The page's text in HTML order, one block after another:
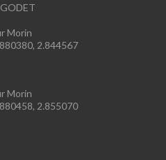
Morin
2.844567
Morin
2.855070